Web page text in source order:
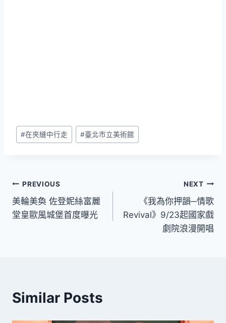
Post
Tags:
#在夾縫中行走 #臺北市立美術館
文
章
PREVIOUS
美輪美奐 佐登妮絲富麗
堂皇歐風城堡首度曝光
NEXT
《我為你押韻─情歌
Revival》9/23起國家戲
劇院浪漫開唱
Similar Posts